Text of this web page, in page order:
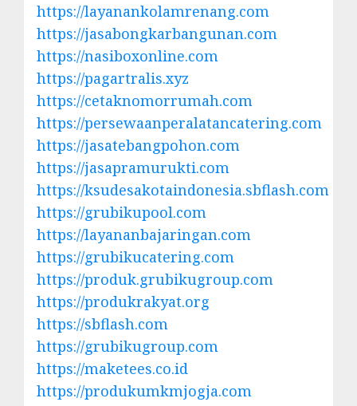
https://layanankolamrenang.com
https://jasabongkarbangunan.com
https://nasiboxonline.com
https://pagartralis.xyz
https://cetaknomorrumah.com
https://persewaanperalatancatering.com
https://jasatebangpohon.com
https://jasapramurukti.com
https://ksudesakotaindonesia.sbflash.com
https://grubikupool.com
https://layananbajaringan.com
https://grubikucatering.com
https://produk.grubikugroup.com
https://produkrakyat.org
https://sbflash.com
https://grubikugroup.com
https://maketees.co.id
https://produkumkmjogja.com